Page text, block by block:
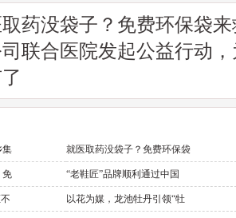
药没袋子？免费环保袋
联合医院发起公益行动
集 就医取药没袋子？免费环保袋
免 “老鞋匠”品牌顺利通过中国
以花为媒，龙池牡丹引领“牡